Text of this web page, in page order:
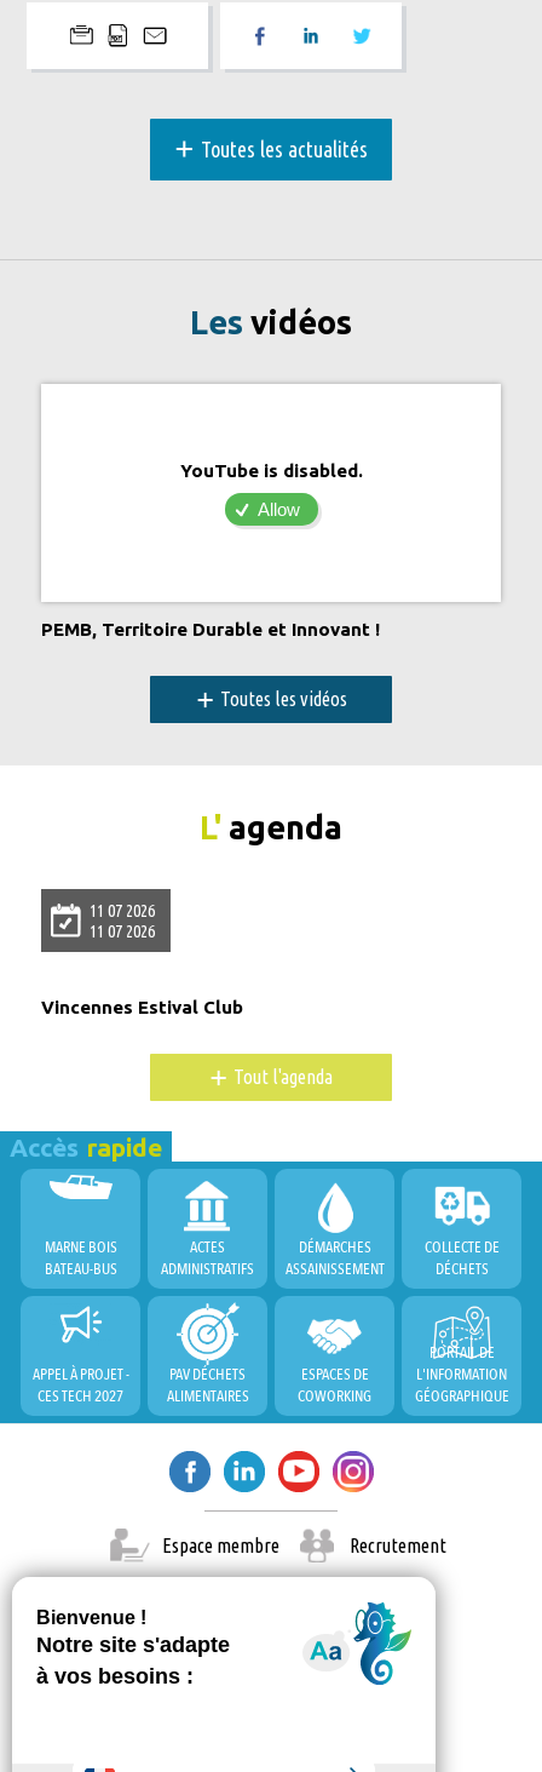
+ Toutes les actualités
Les vidéos
YouTube is disabled.
Allow
PEMB, Territoire Durable et Innovant !
+ Toutes les vidéos
L' agenda
11 07 2026
11 07 2026
Vincennes Estival Club
+ Tout l'agenda
Accès rapide
MARNE BOIS
BATEAU-BUS
ACTES
ADMINISTRATIFS
DÉMARCHES
ASSAINISSEMENT
COLLECTE DE
DÉCHETS
APPEL À PROJET -
CES TECH 2027
PAV DÉCHETS
ALIMENTAIRES
ESPACES DE
COWORKING
PORTAIL DE
L'INFORMATION
GÉOGRAPHIQUE
Espace membre Recrutement